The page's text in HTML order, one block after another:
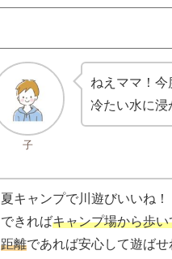
子
ねえママ！今
冷たい水に浸
夏キャンプで川遊びいいね！
できればキャンプ場から歩
距離であれば安心して遊ばせ